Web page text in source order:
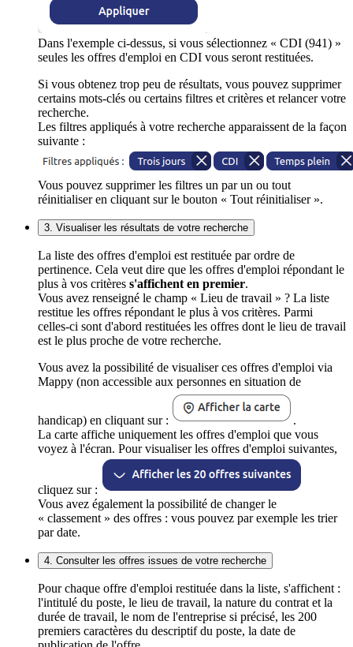
Dans l'exemple ci-dessus, si vous sélectionnez « CDI (941) »
seules les offres d'emploi en CDI vous seront restituées.
Si vous obtenez trop peu de résultats, vous pouvez supprimer
certains mots-clés ou certains filtres et critères et relancer votre
recherche.
Les filtres appliqués à votre recherche apparaissent de la façon
suivante :
Vous pouvez supprimer les filtres un par un ou tout
réinitialiser en cliquant sur le bouton « Tout réinitialiser ».
3. Visualiser les résultats de votre recherche
La liste des offres d'emploi est restituée par ordre de
pertinence. Cela veut dire que les offres d'emploi répondant le
plus à vos critères s'affichent en premier.
Vous avez renseigné le champ « Lieu de travail » ? La liste
restitue les offres répondant le plus à vos critères. Parmi
celles-ci sont d'abord restituées les offres dont le lieu de travail
est le plus proche de votre recherche.
Vous avez la possibilité de visualiser ces offres d'emploi via
Mappy (non accessible aux personnes en situation de
handicap) en cliquant sur :
.
La carte affiche uniquement les offres d'emploi que vous
voyez à l'écran. Pour visualiser les offres d'emploi suivantes,
cliquez sur :
Vous avez également la possibilité de changer le
« classement » des offres : vous pouvez par exemple les trier
par date.
4. Consulter les offres issues de votre recherche
Pour chaque offre d'emploi restituée dans la liste, s'affichent :
l'intitulé du poste, le lieu de travail, la nature du contrat et la
durée de travail, le nom de l'entreprise si précisé, les 200
premiers caractères du descriptif du poste, la date de